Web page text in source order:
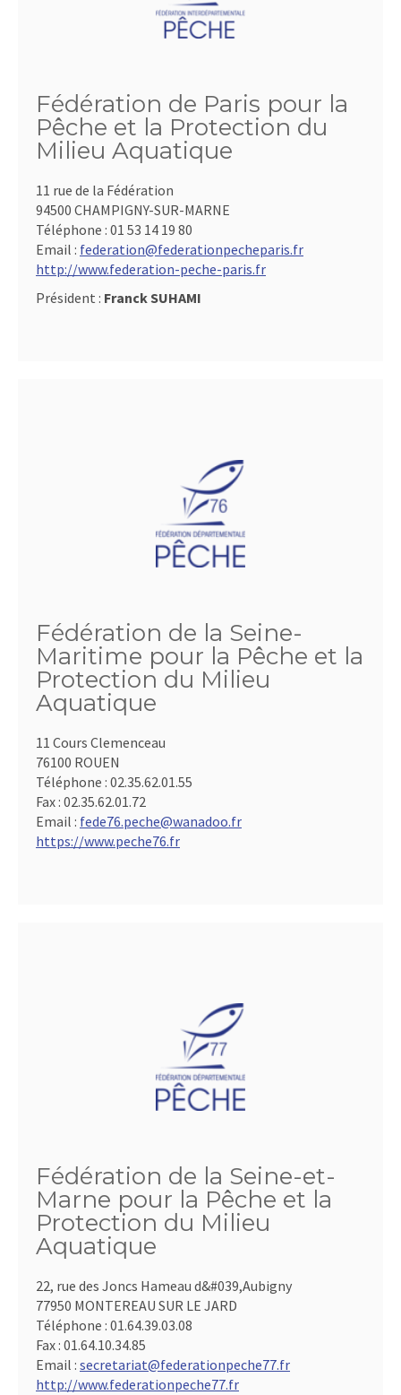
Fédération de Paris pour la
Pêche et la Protection du
Milieu Aquatique
11 rue de la Fédération
94500 CHAMPIGNY-SUR-MARNE
Téléphone : 01 53 14 19 80
Email : federation@federationpecheparis.fr
http://www.federation-peche-paris.fr
Président : Franck SUHAMI
Fédération de la Seine-
Maritime pour la Pêche et la
Protection du Milieu
Aquatique
11 Cours Clemenceau
76100 ROUEN
Téléphone : 02.35.62.01.55
Fax : 02.35.62.01.72
Email : fede76.peche@wanadoo.fr
https://www.peche76.fr
Fédération de la Seine-et-
Marne pour la Pêche et la
Protection du Milieu
Aquatique
22, rue des Joncs Hameau d&#039,Aubigny
77950 MONTEREAU SUR LE JARD
Téléphone : 01.64.39.03.08
Fax : 01.64.10.34.85
Email : secretariat@federationpeche77.fr
http://www.federationpeche77.fr